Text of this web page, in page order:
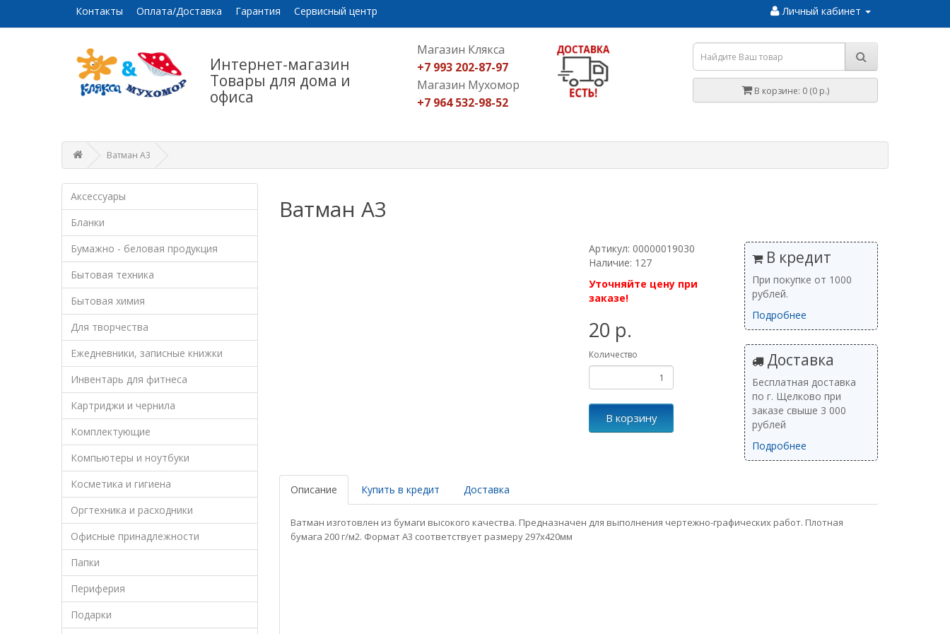
Контакты Оплата/Доставка Гарантия Сервисный центр Личный кабинет
Интернет-магазин
Товары для дома и
офиса
Магазин Клякса
+7 993 202-87-97
Магазин Мухомор
+7 964 532-98-52
В корзине: 0 (0 р.)
Ватман А3
Аксессуары
Бланки
Бумажно - беловая продукция
Бытовая техника
Бытовая химия
Для творчества
Ежедневники, записные книжки
Инвентарь для фитнеса
Картриджи и чернила
Комплектующие
Компьютеры и ноутбуки
Косметика и гигиена
Оргтехника и расходники
Офисные принадлежности
Папки
Периферия
Подарки
Ватман А3
Артикул: 00000019030
Наличие: 127
Уточняйте цену при
заказе!
20 р.
Количество
В корзину
В кредит
При покупке от 1000
рублей.
Подробнее
Доставка
Бесплатная доставка
по г. Щелково при
заказе свыше 3 000
рублей
Подробнее
Описание Купить в кредит Доставка
Ватман изготовлен из бумаги высокого качества. Предназначен для выполнения чертежно-графических работ. Плотная
бумага 200 г/м2. Формат А3 соответствует размеру 297х420мм